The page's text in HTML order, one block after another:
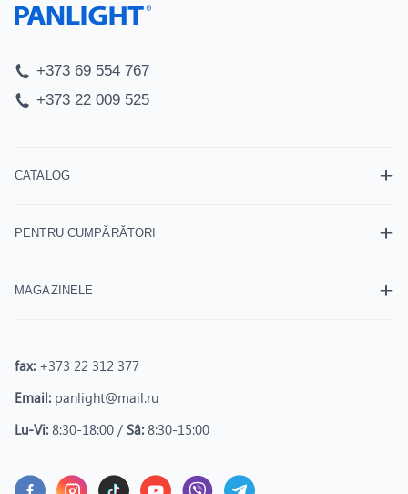
+373 69 554 767
+373 22 009 525
CATALOG
PENTRU CUMPĂRĂTORI
MAGAZINELE
fax: +373 22 312 377
Email: panlight@mail.ru
Lu-Vi: 8:30-18:00 / Sâ: 8:30-15:00